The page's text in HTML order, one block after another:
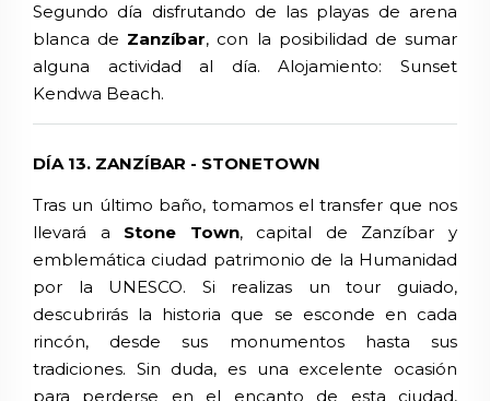
Segundo día disfrutando de las playas de arena
blanca de Zanzíbar, con la posibilidad de sumar
alguna actividad al día. Alojamiento:Sunset
Kendwa Beach.
DÍA 13. ZANZÍBAR - STONETOWN
Tras un último baño, tomamos el transfer que nos
llevará a Stone Town, capital de Zanzíbar y
emblemática ciudad patrimonio de la Humanidad
por la UNESCO. Si realizas un tour guiado,
descubrirás la historia que se esconde en cada
rincón, desde sus monumentos hasta sus
tradiciones. Sin duda, es una excelente ocasión
para perderse en el encanto de esta ciudad,